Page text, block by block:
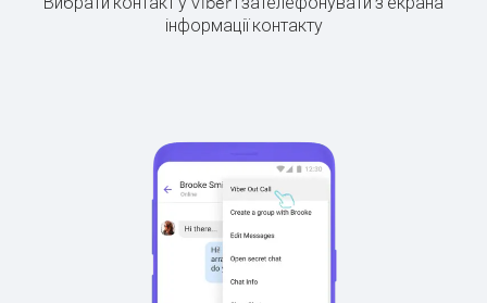
інформації контакту